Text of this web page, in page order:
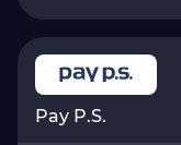
Pay P.S.